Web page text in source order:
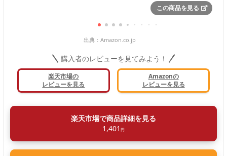
この商品を見る
出典： Amazon.co.jp
購入者のレビューを見てみよう！
楽天市場の
レビューを見る
Amazonの
レビューを見る
楽天市場で商品詳細を見る
1,401 円